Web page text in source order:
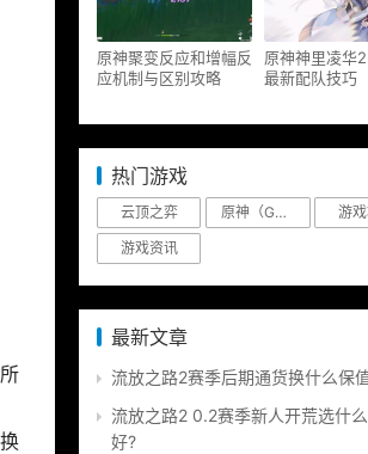
原神聚变反应和增幅反
应机制与区别攻略
原神神里凌华
最新配队技巧
热门游戏
云顶之弈 原神（Genshin Impact）
游
游戏资讯
最新文章
流放之路2赛季后期通货换什么保
流放之路2 0.2赛季新人开荒选什
好?